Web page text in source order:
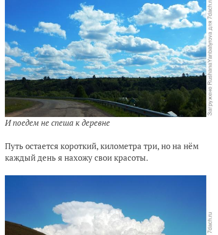
И поедем не спеша к деревне
Путь остается короткий, километра три, но на нём
каждый день я нахожу свои красоты.